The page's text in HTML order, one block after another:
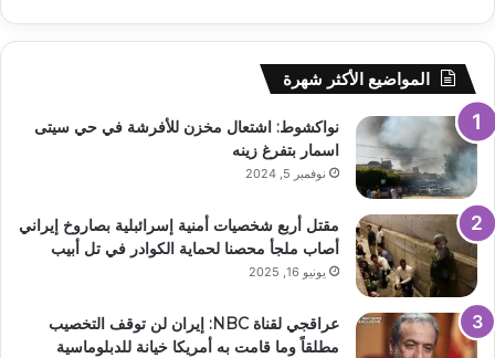
المواضيع الأكثر شهرة
نواكشوط: اشتعال مخزن للأفرشة في حي سيتى
اسمار بتفرغ زينه
نوفمبر 5, 2024
مقتل أربع شخصيات أمنية إسرائبلية بصاروخ إيراني
أصاب ملجأ محصنا لحماية الكوادر في تل أبيب
يونيو 16, 2025
عراقجي لقناة NBC: إيران لن توقف التخصيب
مطلقاً وما قامت به أمريكا خيانة للدبلوماسية